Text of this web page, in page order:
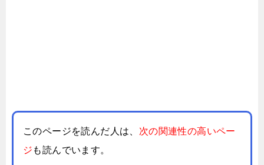
このページを読んだ人は、 次の関連性の高いペー
ジ も読んでいます。